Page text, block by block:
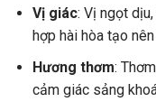
Vị giác: Vị ngọt
hợp hài hòa tạo
Hương thơm:
cảm giác sảng